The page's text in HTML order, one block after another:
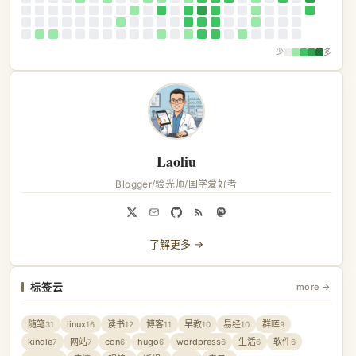
少 多
Laoliu
Blogger/验光师/国学爱好者
了解更多 →
标签云 more →
随笔31 linux16 读书12 博客11 早教10 易经10 群晖9
kindle7 网站7 cdn6 hugo6 wordpress6 生活6 软件6